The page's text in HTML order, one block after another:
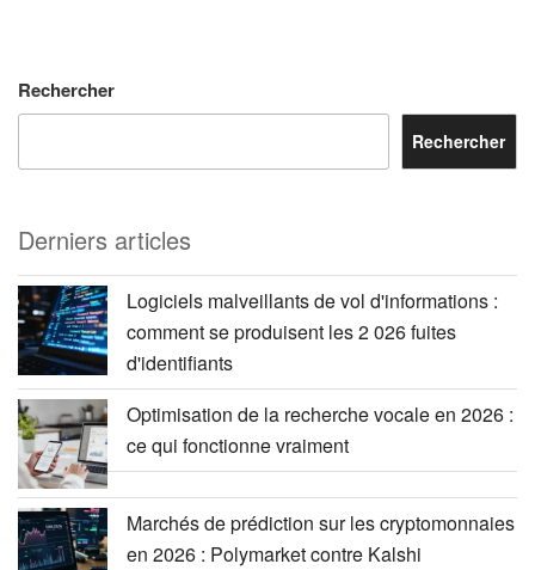
Rechercher
Rechercher
Derniers articles
Logiciels malveillants de vol d'informations :
comment se produisent les 2 026 fuites
d'identifiants
Optimisation de la recherche vocale en 2026 :
ce qui fonctionne vraiment
Marchés de prédiction sur les cryptomonnaies
en 2026 : Polymarket contre Kalshi